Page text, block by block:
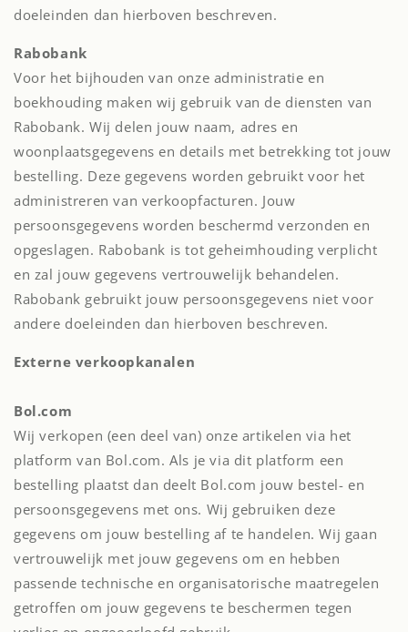
doeleinden dan hierboven beschreven.
Rabobank
Voor het bijhouden van onze administratie en
boekhouding maken wij gebruik van de diensten van
Rabobank. Wij delen jouw naam, adres en
woonplaatsgegevens en details met betrekking tot jouw
bestelling. Deze gegevens worden gebruikt voor het
administreren van verkoopfacturen. Jouw
persoonsgegevens worden beschermd verzonden en
opgeslagen. Rabobank is tot geheimhouding verplicht
en zal jouw gegevens vertrouwelijk behandelen.
Rabobank gebruikt jouw persoonsgegevens niet voor
andere doeleinden dan hierboven beschreven.
Externe verkoopkanalen
Bol.com
Wij verkopen (een deel van) onze artikelen via het
platform van Bol.com. Als je via dit platform een
bestelling plaatst dan deelt Bol.com jouw bestel- en
persoonsgegevens met ons. Wij gebruiken deze
gegevens om jouw bestelling af te handelen. Wij gaan
vertrouwelijk met jouw gegevens om en hebben
passende technische en organisatorische maatregelen
getroffen om jouw gegevens te beschermen tegen